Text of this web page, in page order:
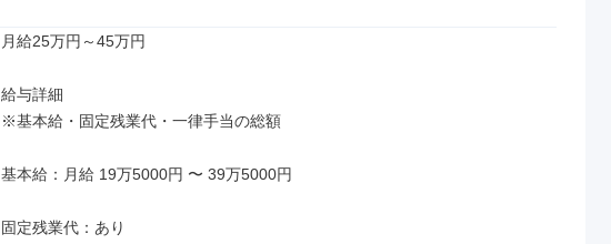
月給25万円～45万円
給与詳細
※基本給・固定残業代・一律手当の総額
基本給：月給 19万5000円 〜 39万5000円
固定残業代：あり